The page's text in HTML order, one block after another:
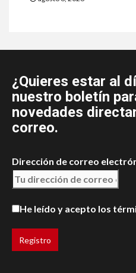
¿Quieres estar al
nuestro boletín
novedades
correo.
Dirección de correo
He leído y acepto los